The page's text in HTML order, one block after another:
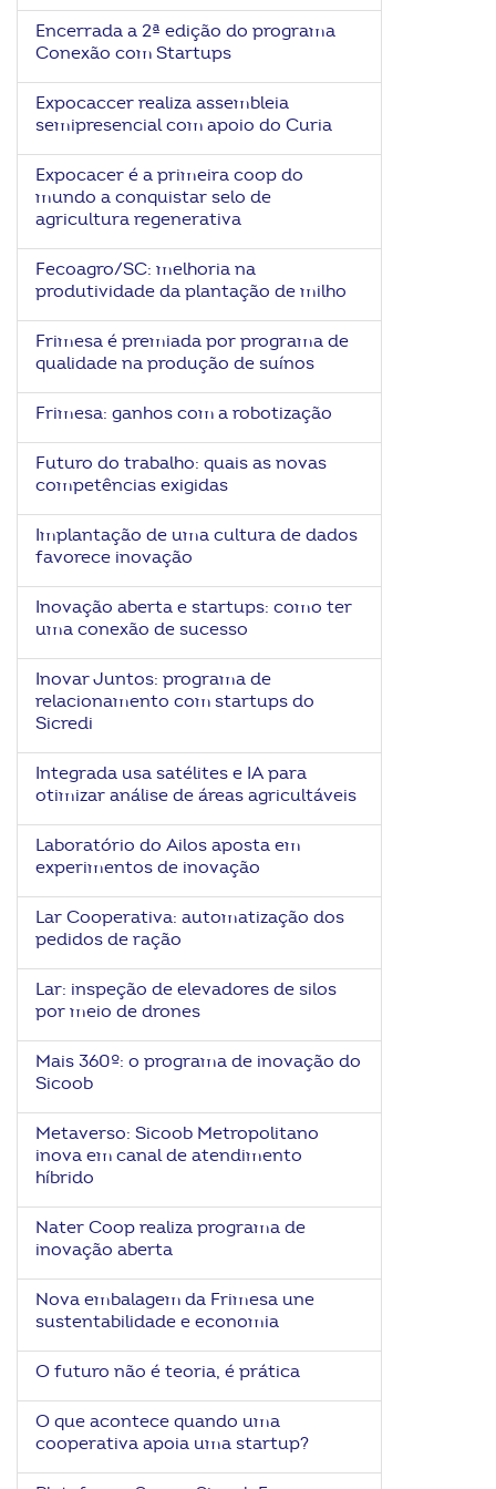
Encerrada a 2ª edição do programa
Conexão com Startups
Expocaccer realiza assembleia
semipresencial com apoio do Curia
Expocacer é a primeira coop do
mundo a conquistar selo de
agricultura regenerativa
Fecoagro/SC: melhoria na
produtividade da plantação de milho
Frimesa é premiada por programa de
qualidade na produção de suínos
Frimesa: ganhos com a robotização
Futuro do trabalho: quais as novas
competências exigidas
Implantação de uma cultura de dados
favorece inovação
Inovação aberta e startups: como ter
uma conexão de sucesso
Inovar Juntos: programa de
relacionamento com startups do
Sicredi
Integrada usa satélites e IA para
otimizar análise de áreas agricultáveis
Laboratório do Ailos aposta em
experimentos de inovação
Lar Cooperativa: automatização dos
pedidos de ração
Lar: inspeção de elevadores de silos
por meio de drones
Mais 360º: o programa de inovação do
Sicoob
Metaverso: Sicoob Metropolitano
inova em canal de atendimento
híbrido
Nater Coop realiza programa de
inovação aberta
Nova embalagem da Frimesa une
sustentabilidade e economia
O futuro não é teoria, é prática
O que acontece quando uma
cooperativa apoia uma startup?